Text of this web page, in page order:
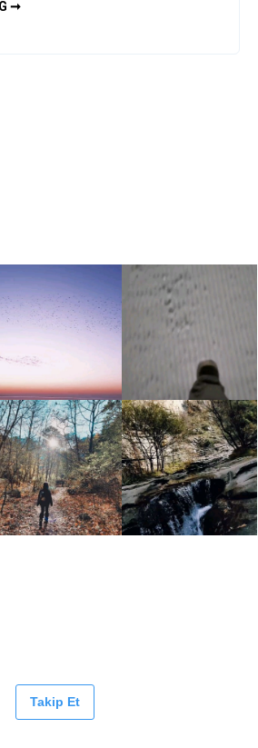
➞VEGAN
Takip Et